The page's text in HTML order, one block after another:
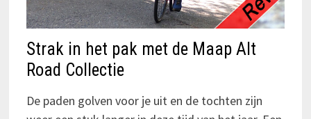
Strak in het pak met de Maap Alt
Road Collectie
De paden golven voor je uit en de tochten zijn